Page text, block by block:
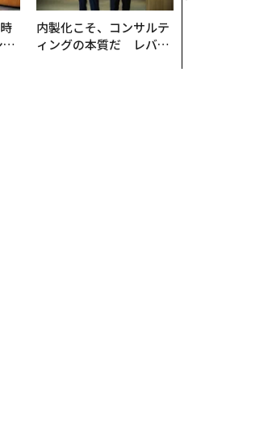
内製化こそ、コンサルテ
ィングの本質だ レバレ